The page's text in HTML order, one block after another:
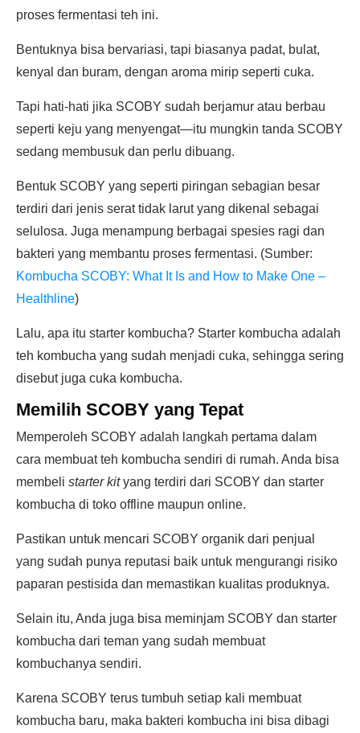
proses fermentasi teh ini.
Bentuknya bisa bervariasi, tapi biasanya padat, bulat,
kenyal dan buram, dengan aroma mirip seperti cuka.
Tapi hati-hati jika SCOBY sudah berjamur atau berbau
seperti keju yang menyengat—itu mungkin tanda SCOBY
sedang membusuk dan perlu dibuang.
Bentuk SCOBY yang seperti piringan sebagian besar
terdiri dari jenis serat tidak larut yang dikenal sebagai
selulosa. Juga menampung berbagai spesies ragi dan
bakteri yang membantu proses fermentasi. (Sumber:
Kombucha SCOBY: What It Is and How to Make One –
Healthline)
Lalu, apa itu starter kombucha? Starter kombucha adalah
teh kombucha yang sudah menjadi cuka, sehingga sering
disebut juga cuka kombucha.
Memilih SCOBY yang Tepat
Memperoleh SCOBY adalah langkah pertama dalam
cara membuat teh kombucha sendiri di rumah. Anda bisa
membeli starter kityang terdiri dari SCOBY dan starter
kombucha di toko offline maupun online.
Pastikan untuk mencari SCOBY organik dari penjual
yang sudah punya reputasi baik untuk mengurangi risiko
paparan pestisida dan memastikan kualitas produknya.
Selain itu, Anda juga bisa meminjam SCOBY dan starter
kombucha dari teman yang sudah membuat
kombuchanya sendiri.
Karena SCOBY terus tumbuh setiap kali membuat
kombucha baru, maka bakteri kombucha ini bisa dibagi